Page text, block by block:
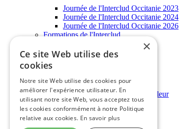
Journée de l'Interclud Occitanie 2023
Journée de l'Interclud Occitanie 2024
Journée de l'Interclud Occitanie 2026
Formations de l'Interclud
Informations grand public
Annuaire régional des structures douleur
Rencontres grand public
Outils douleur
×
Ce site Web utilise des
cookies
Notre site Web utilise des cookies pour
améliorer l'expérience utilisateur. En
utilisant notre site Web, vous acceptez tous
les cookies conformément à notre Politique
relative aux cookies. En savoir plus